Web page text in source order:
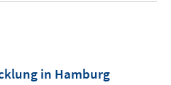
in Hamburg